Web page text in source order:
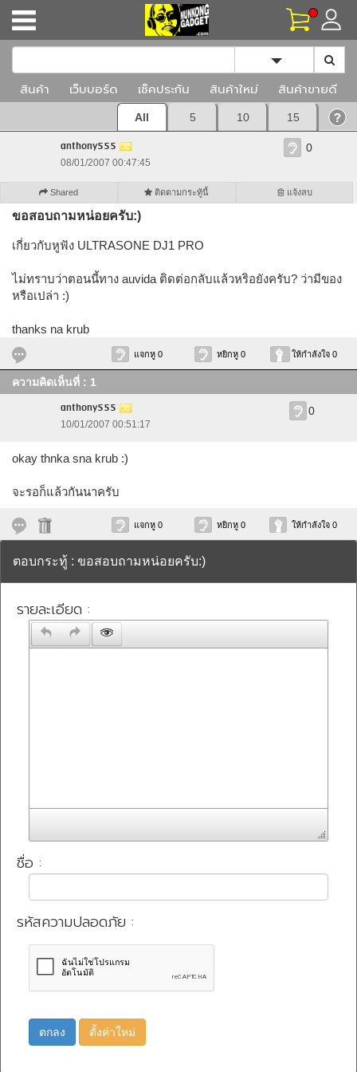
Toggle
สินค้า เว็บบอร์ด เช็คประกัน สินค้าใหม่ สินค้าขายดี
All 5 10 15
anthony555
08/01/2007 00:47:45
0
Shared ติดตามกระทู้นี้ แจ้งลบ
ขอสอบถามหน่อยครับ:)
เกี่ยวกับหูฟัง ULTRASONE DJ1 PRO
ไม่ทราบว่าตอนนี้ทาง auvida ติดต่อกลับแล้วหริอยังครับ? ว่ามีของ
หรือเปล่า :)
thanks na krub
แจกหู 0 หยิกหู 0 ให้กำลังใจ 0
ความคิดเห็นที่ : 1
anthony555
10/01/2007 00:51:17
0
okay thnka sna krub :)
จะรอก็แล้วกันนาครับ
แจกหู 0 หยิกหู 0 ให้กำลังใจ 0
ตอบกระทู้ : ขอสอบถามหน่อยครับ:)
รายละเอียด :
ชื่อ :
รหัสความปลอดภัย :
ตกลง ตั้งค่าใหม่